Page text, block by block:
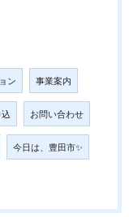
ン 事業案内
お問い合わせ
今日は、豊田市✨